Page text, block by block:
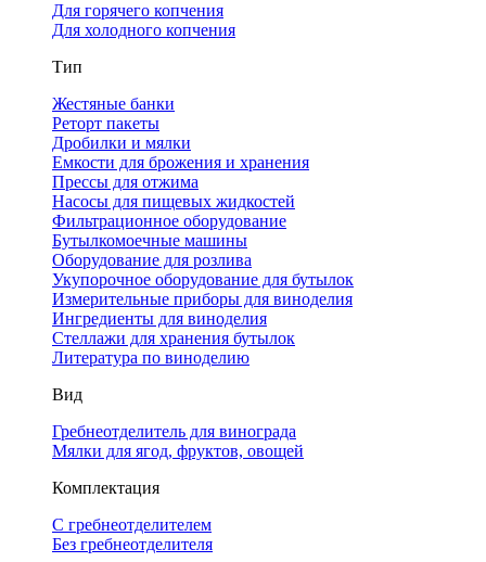
Для горячего копчения
Для холодного копчения
Тип
Жестяные банки
Реторт пакеты
Дробилки и мялки
Емкости для брожения и хранения
Прессы для отжима
Насосы для пищевых жидкостей
Фильтрационное оборудование
Бутылкомоечные машины
Оборудование для розлива
Укупорочное оборудование для бутылок
Измерительные приборы для виноделия
Ингредиенты для виноделия
Стеллажи для хранения бутылок
Литература по виноделию
Вид
Гребнеотделитель для винограда
Мялки для ягод, фруктов, овощей
Комплектация
С гребнеотделителем
Без гребнеотделителя